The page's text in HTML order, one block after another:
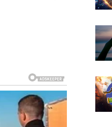
karte jasno
pokazuje